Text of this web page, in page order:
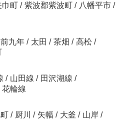
巾町 / 紫波郡紫波町 / 八幡平市 /
前九年 / 太田 / 茶畑 / 高松 /
/ 山田線 / 田沢湖線 /
花輪線
/ 厨川 / 矢幅 / 大釜 / 山岸 /